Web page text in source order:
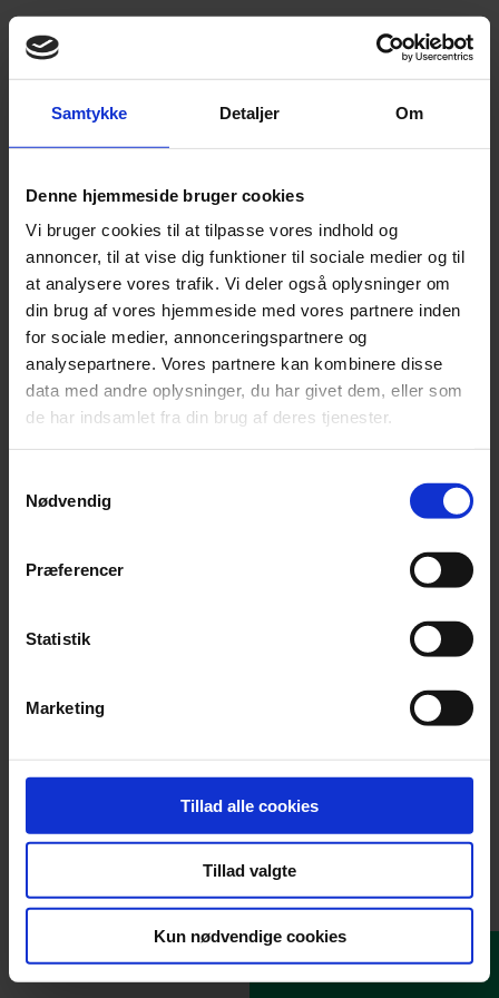
Samtykke Detaljer Om
Denne hjemmeside bruger cookies
Vi bruger cookies til at tilpasse vores indhold og
annoncer, til at vise dig funktioner til sociale medier og til
at analysere vores trafik. Vi deler også oplysninger om
din brug af vores hjemmeside med vores partnere inden
for sociale medier, annonceringspartnere og
analysepartnere. Vores partnere kan kombinere disse
data med andre oplysninger, du har givet dem, eller som
de har indsamlet fra din brug af deres tjenester.
Nødvendig
Præferencer
Statistik
Marketing
Tillad alle cookies
Tillad valgte
Kun nødvendige cookies
Skabelon
Virksomhed
Virksomhedsnavn eller CVR.nr.
Hent oplysninger
Virksomhedens stamdata hentes automatisk via CVR registret.
Generelle oplysninger
Virksomhedsnavn
Regnskab og nøgletal Næste